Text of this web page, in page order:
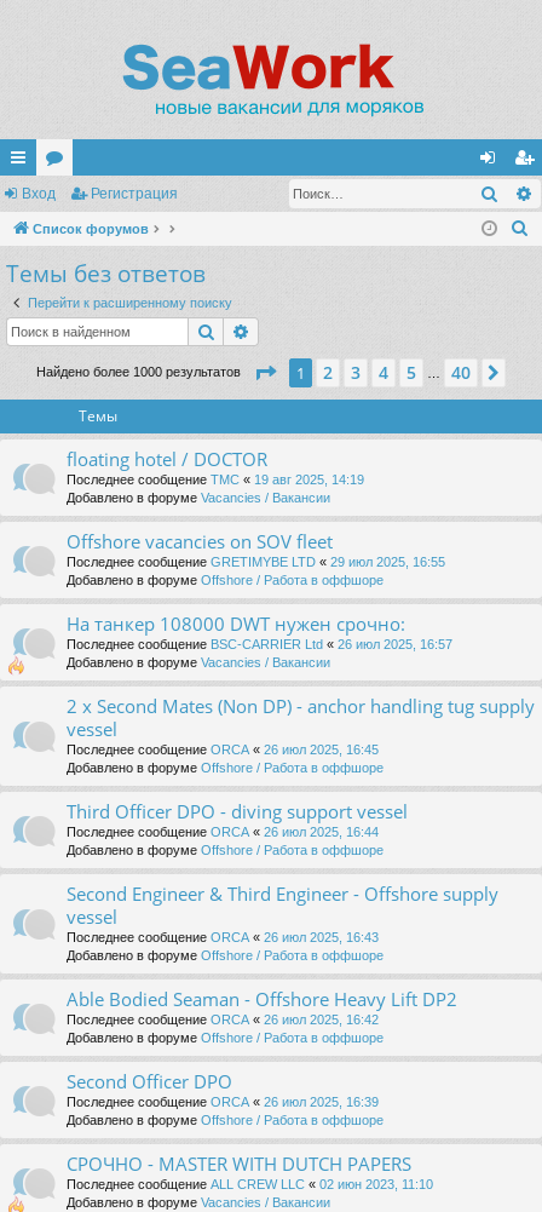
с
ы
лк
и
ор
ум
ы
хо
д
ег
ис
Вход Регистрация
Список форумов
Темы без ответов
Перейти к расширенному поиску
Поиск
Найдено более 1000 результатов Страница из 40
1 2 3 4 5 40
Темы
floating hotel / DOCTOR
Последнее сообщение TMC « 19 авг 2025, 14:19
Добавлено в форуме Vacancies / Вакансии
Offshore vacancies on SOV fleet
Последнее сообщение GRETIMYBE LTD « 29 июл 2025, 16:55
Добавлено в форуме Offshore / Работа в оффшоре
На танкер 108000 DWT нужен срочно:
Последнее сообщение BSC-CARRIER Ltd « 26 июл 2025, 16:57
Добавлено в форуме Vacancies / Вакансии
2 x Second Mates (Non DP) - anchor handling tug supply
vessel
Последнее сообщение ORCA « 26 июл 2025, 16:45
Добавлено в форуме Offshore / Работа в оффшоре
Third Officer DPO - diving support vessel
Последнее сообщение ORCA « 26 июл 2025, 16:44
Добавлено в форуме Offshore / Работа в оффшоре
Second Engineer & Third Engineer - Offshore supply
vessel
Последнее сообщение ORCA « 26 июл 2025, 16:43
Добавлено в форуме Offshore / Работа в оффшоре
Able Bodied Seaman - Offshore Heavy Lift DP2
Последнее сообщение ORCA « 26 июл 2025, 16:42
Добавлено в форуме Offshore / Работа в оффшоре
Second Officer DPO
Последнее сообщение ORCA « 26 июл 2025, 16:39
Добавлено в форуме Offshore / Работа в оффшоре
СРОЧНО - MASTER WITH DUTCH PAPERS
Последнее сообщение ALL CREW LLC « 02 июн 2023, 11:10
Добавлено в форуме Vacancies / Вакансии